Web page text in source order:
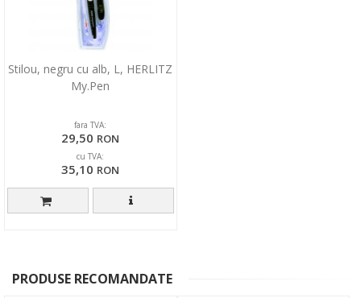
Stilou, negru cu alb, L, HERLITZ
My.Pen
fara TVA:
29,50 RON
cu TVA:
35,10 RON
PRODUSE RECOMANDATE